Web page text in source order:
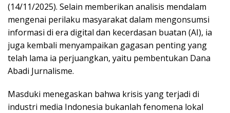
(14/11/2025). Selain memberikan analisis mendalam
mengenai perilaku masyarakat dalam mengonsumsi
informasi di era digital dan kecerdasan buatan (AI), ia
juga kembali menyampaikan gagasan penting yang
telah lama ia perjuangkan, yaitu pembentukan Dana
Abadi Jurnalisme.
Masduki menegaskan bahwa krisis yang terjadi di
industri media Indonesia bukanlah fenomena lokal